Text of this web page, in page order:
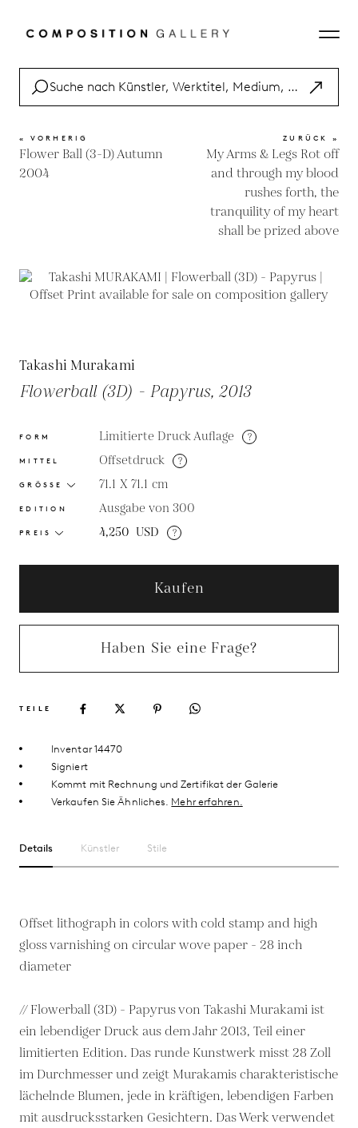
« VORHERIG
Flower Ball (3-D) Autumn
2004
ZURÜCK »
My Arms & Legs Rot off
and through my blood
rushes forth, the
tranquility of my heart
shall be prized above
Takashi Murakami
Flowerball (3D) - Papyrus, 2013
FORM Limitierte Druck Auflage ?
MITTEL Offsetdruck ?
GRÖSSE 71.1 X 71.1 cm
EDITION Ausgabe von 300
PREIS 4,250 USD ?
Kaufen
Haben Sie eine Frage?
TEILE
Inventar 14470
Signiert
Kommt mit Rechnung und Zertifikat der Galerie
Verkaufen Sie Ähnliches. Mehr erfahren.
Details Künstler Stile
Offset lithograph in colors with cold stamp and high
gloss varnishing on circular wove paper - 28 inch
diameter
// Flowerball (3D) - Papyrus von Takashi Murakami ist
ein lebendiger Druck aus dem Jahr 2013, Teil einer
limitierten Edition. Das runde Kunstwerk misst 28 Zoll
im Durchmesser und zeigt Murakamis charakteristische
lächelnde Blumen, jede in kräftigen, lebendigen Farben
mit ausdrucksstarken Gesichtern. Das Werk verwendet